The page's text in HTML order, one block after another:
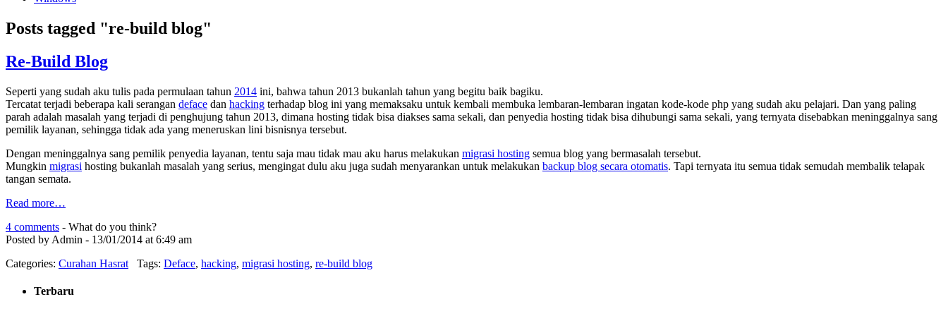
Posts tagged "re-build blog"
Re-Build Blog
Seperti yang sudah aku tulis pada permulaan tahun 2014 ini, bahwa tahun 2013 bukanlah tahun yang begitu baik bagiku.
Tercatat terjadi beberapa kali serangan deface dan hacking terhadap blog ini yang memaksaku untuk kembali membuka lembaran-lembaran ingatan kode-kode php yang sudah aku pelajari. Dan yang paling
parah adalah masalah yang terjadi di penghujung tahun 2013, dimana hosting tidak bisa diakses sama sekali, dan penyedia hosting tidak bisa dihubungi sama sekali, yang ternyata disebabkan meninggalnya sang
pemilik layanan, sehingga tidak ada yang meneruskan lini bisnisnya tersebut.
Dengan meninggalnya sang pemilik penyedia layanan, tentu saja mau tidak mau aku harus melakukan migrasi hosting semua blog yang bermasalah tersebut.
Mungkin migrasi hosting bukanlah masalah yang serius, mengingat dulu aku juga sudah menyarankan untuk melakukan backup blog secara otomatis. Tapi ternyata itu semua tidak semudah membalik telapak
tangan semata.
Read more…
4 comments - What do you think?
Posted by Admin - 13/01/2014 at 6:49 am
Categories: Curahan Hasrat Tags: Deface, hacking, migrasi hosting, re-build blog
Terbaru